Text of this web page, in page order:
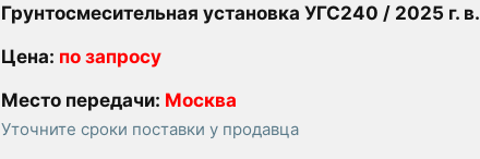
Грунтосмесительная установка УГС240 / 2025 г. в.
Цена: по запросу
Место передачи: Москва
Уточните сроки поставки у продавца